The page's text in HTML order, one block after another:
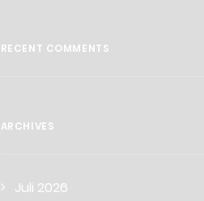
RECENT COMMENTS
ARCHIVES
Juli 2026